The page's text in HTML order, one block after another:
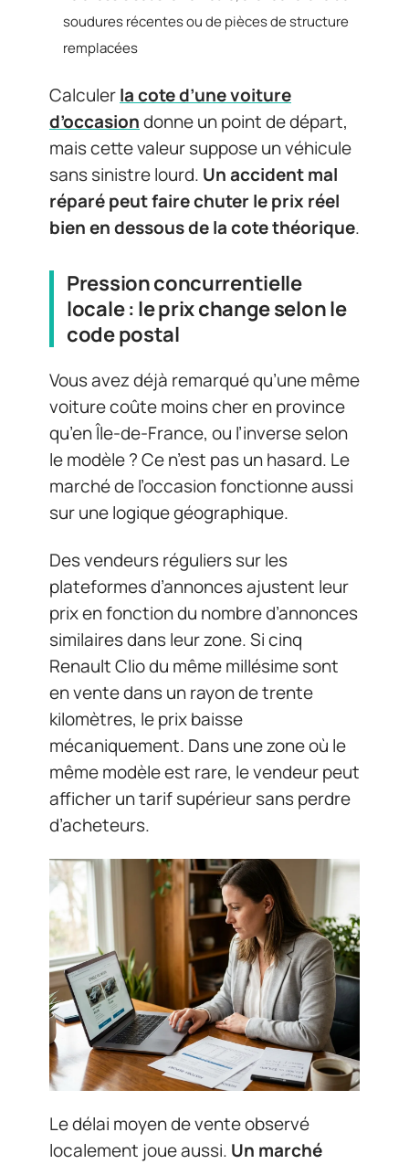
soudures récentes ou de pièces de structure
remplacées
Calculerla cote d’une voiture
d’occasiondonne un point de départ,
mais cette valeur suppose un véhicule
sans sinistre lourd. Un accident mal
réparé peut faire chuter le prix réel
bien en dessous de la cote théorique.
Pression concurrentielle
locale : le prix change selon le
code postal
Vous avez déjà remarqué qu’une même
voiture coûte moins cher en province
qu’en Île-de-France, ou l’inverse selon
le modèle ? Ce n’est pas un hasard. Le
marché de l’occasion fonctionne aussi
sur une logique géographique.
Des vendeurs réguliers sur les
plateformes d’annonces ajustent leur
prix en fonction du nombre d’annonces
similaires dans leur zone. Si cinq
Renault Clio du même millésime sont
en vente dans un rayon de trente
kilomètres, le prix baisse
mécaniquement. Dans une zone où le
même modèle est rare, le vendeur peut
afficher un tarif supérieur sans perdre
d’acheteurs.
Le délai moyen de vente observé
localement joue aussi. Un marché